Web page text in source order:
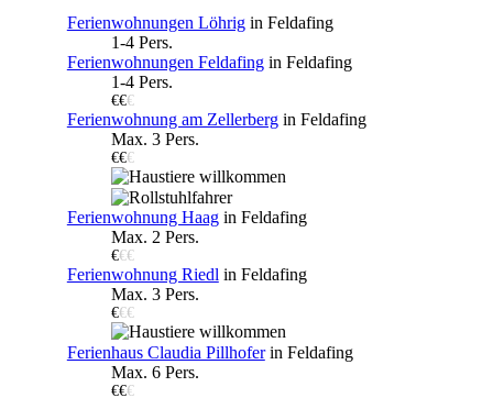
Ferienwohnungen Löhrigin Feldafing
1-4 Pers.
Ferienwohnungen Feldafingin Feldafing
1-4 Pers.
€€€
Ferienwohnung am Zellerbergin Feldafing
Max. 3 Pers.
€€€
Ferienwohnung Haagin Feldafing
Max. 2 Pers.
€€€
Ferienwohnung Riedl in Feldafing
Max. 3 Pers.
€€€
Ferienhaus Claudia Pillhoferin Feldafing
Max. 6 Pers.
€€€